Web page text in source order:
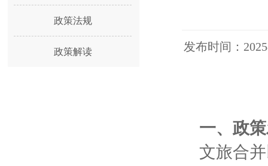
政策法规
政策解读 发布时间：
一、政
文旅合并